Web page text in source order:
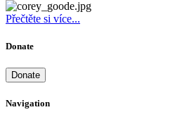
Přečtěte si více...
Donate
Donate
Navigation